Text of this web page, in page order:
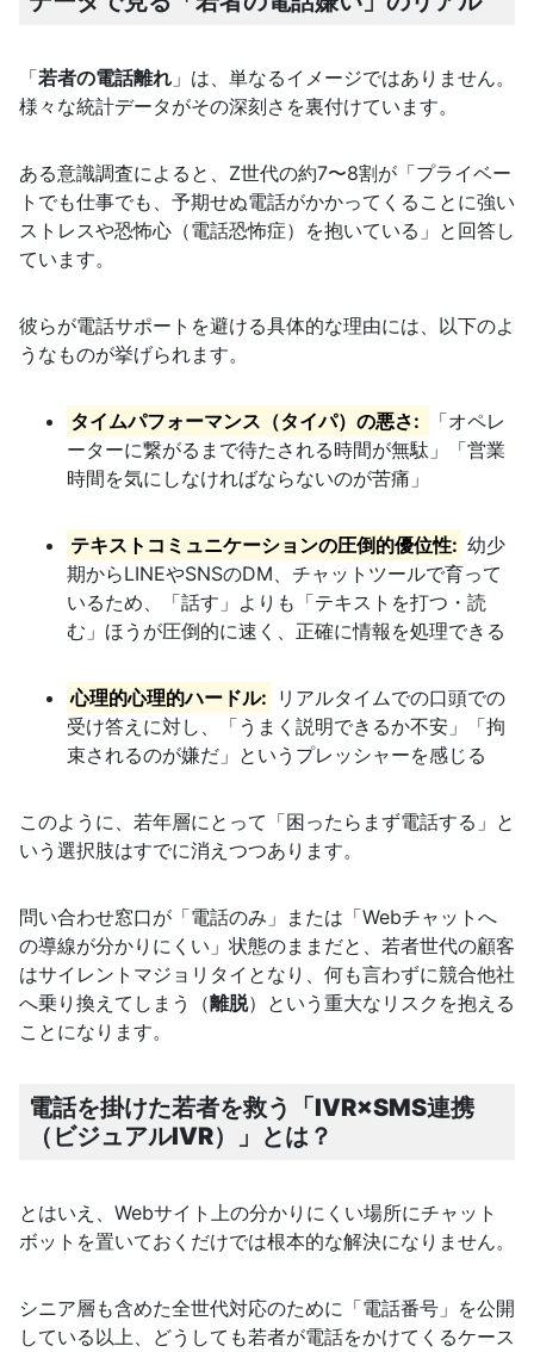
「若者の電話離れ 」は、単なるイメージではありません。
様々な統計データがその深刻さを裏付けています。
ある意識調査によると、Z世代の約7〜8割が「プライベー
トでも仕事でも、予期せぬ電話がかかってくることに強い
ストレスや恐怖心（電話恐怖症）を抱いている」と回答し
ています。
彼らが電話サポートを避ける具体的な理由には、以下のよ
うなものが挙げられます。
タイムパフォーマンス（タイパ）の悪さ:
「オペレ
ーターに繋がるまで待たされる時間が無駄」「営業
時間を気にしなければならないのが苦痛」
テキストコミュニケーションの圧倒的優位性: 幼少
期からLINEやSNSのDM、チャットツールで育って
いるため、「話す」よりも「テキストを打つ・読
む」ほうが圧倒的に速く、正確に情報を処理できる
心理的心理的ハードル: リアルタイムでの口頭での
受け答えに対し、「うまく説明できるか不安」「拘
束されるのが嫌だ」というプレッシャーを感じる
このように、若年層にとって「困ったらまず電話する」と
いう選択肢はすでに消えつつあります。
問い合わせ窓口が「電話のみ」または「Webチャットへ
の導線が分かりにくい」状態のままだと、若者世代の顧客
はサイレントマジョリタイとなり、何も言わずに競合他社
へ乗り換えてしまう（離脱）という重大なリスクを抱える
ことになります。
電話を掛けた若者を救う「IVR×SMS連携
（ビジュアルIVR）」とは？
とはいえ、Webサイト上の分かりにくい場所にチャット
ボットを置いておくだけでは根本的な解決になりません。
シニア層も含めた全世代対応のために「電話番号」を公開
している以上、どうしても若者が電話をかけてくるケース